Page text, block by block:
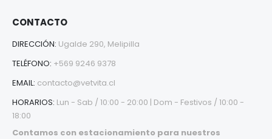
CONTACTO
DIRECCIÓN: Ugalde 290, Melipilla
TELÉFONO: +569 9246 9378
EMAIL: contacto@vetvita.cl
HORARIOS: Lun - Sab / 10:00 - 20:00 | Dom - Festivos / 10:00 -
18:00
Contamos con estacionamiento para nuestros